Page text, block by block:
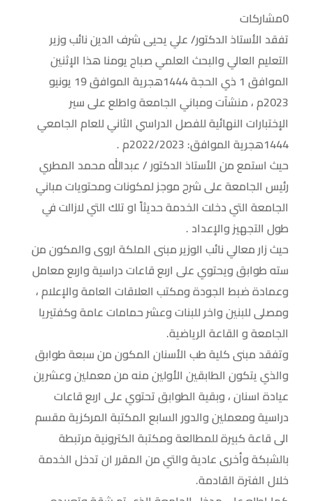
0مشاركات
تفقد الأستاذ الدكتور/ علي يحيى شرف الدين نائب وزير
التعليم العالي والبحث العلمي صباح يومنا هذا الإثنين
الموافق 1 ذي الحجة 1444هجرية الموافق 19 يونيو
2023م ، منشآت ومباني الجامعة واطلع على سير
الإختبارات النهائية للفصل الدراسي الثاني للعام الجامعي
1444هجرية الموافق: 2022/2023م .
حيث استمع من الأستاذ الدكتور / عبدالله محمد المطري
رئيس الجامعة على شرح موجز لمكونات ومحتويات مباني
الجامعة التي دخلت الخدمة حديثاً او تلك التي لازالت في
طول التجهيز والإعداد .
حيث زار معالي نائب الوزير مبنى الملكة اروى والمكون من
سته طوابق ويحتوي على اربع قاعات دراسية واربع معامل
وعمادة ضبط الجودة ومكتب العلاقات العامة والإعلام ،
ومصلى للبنين واخر للبنات وعشر حمامات عامة وكفتيريا
الجامعة و القاعة الرياضية.
وتفقد مبنى كلية طب الأسنان المكون من سبعة طوابق
والذي يتكون الطابقين الأولين منه من معملين وعشرين
عيادة اسنان ، وبقية الطوابق تحتوي على اربع قاعات
دراسية ومعملين والدور السابع المكتبة المركزية مقسم
الى قاعة كبيرة للمطالعة ومكتبة الكترونية مرتبطة
بالشبكة وأخرى عادية والتي من المقرر ان تدخل الخدمة
خلال الفترة القادمة.